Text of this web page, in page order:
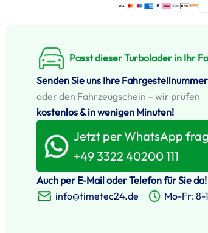
Passt dieser Turbolader in Ihr
Senden Sie uns Ihre
oder den Fahrzeugschein – wir prüfen
kostenlos & in wenigen Minuten!
Jetzt per WhatsApp
+49 3322 40200 111
Auch per E-Mail oder Telefon für Sie da!
info@timetec24.de
Mo-Fr: 8-